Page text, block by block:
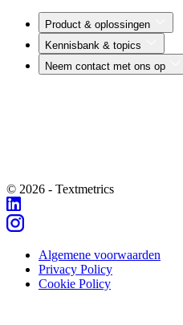
Product & oplossingen
Kennisbank & topics
Neem contact met ons op
© 2026 - Textmetrics
Algemene voorwaarden
Privacy Policy
Cookie Policy